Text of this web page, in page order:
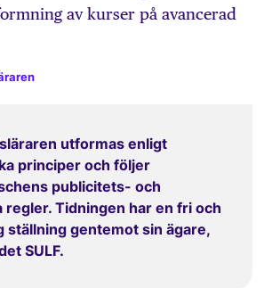
av kurser på avancerad
utformas enligt
principer och följer
publicitets- och
regler. Tidningen har en fri och
ställning gentemot sin ägare,
SULF.